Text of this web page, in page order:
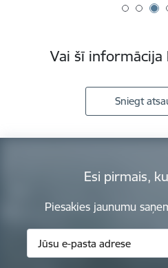
Vai šī informācija
Sniegt
Esi pirmais,
Piesakies jaunumu